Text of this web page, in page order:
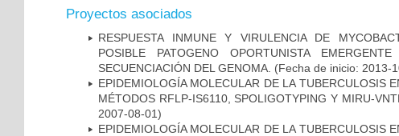
Proyectos asociados
RESPUESTA INMUNE Y VIRULENCIA DE
POSIBLE PATOGENO OPORTUNISTA
SECUENCIACIÓN DEL GENOMA. (Fecha de inicio: 2013-
EPIDEMIOLOGÍA MOLECULAR DE LA TUBERCULOSIS
MÉTODOS RFLP-IS6110, SPOLIGOTYPING Y MIRU-
2007-08-01)
EPIDEMIOLOGÍA MOLECULAR DE LA TUBERCULOSIS